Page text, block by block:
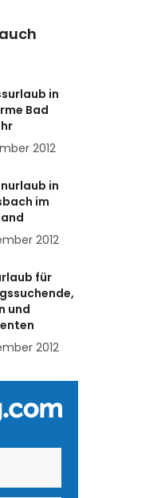
in
Bad
2012
in
im
2012
für
und
2012